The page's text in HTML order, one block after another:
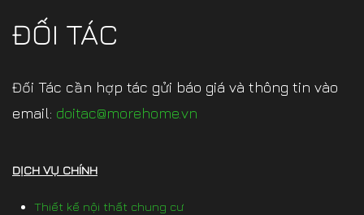
ĐỐI TÁC
Đối Tác cần hợp tác gửi báo giá và thông tin vào
email: doitac@morehome.vn
DỊCH VỤ CHÍNH
Thiết kế nội thất chung cư